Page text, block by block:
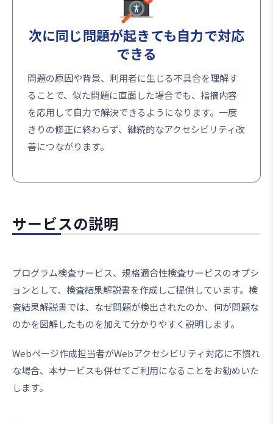
次に同じ問題が起きても自力で対応
できる
問題の原因や背景、利用者に生じる不具合を理解す
ることで、似た問題に直面した場合でも、指摘内容
を応用して自力で解決できるようになります。一度
きりの修正に終わらず、継続的なアクセシビリティ改
善につながります。
サービスの説明
プログラム検査サービス、規格適合性検査サービスのオプシ
ョンとして、検査結果解説書を作成しご提供しています。検
査結果解説書では、なぜ問題が検出されたのか、何が問題な
のかを図解したものを加えて分かりやすく説明します。
Webページ作成担当者がWebアクセシビリティ対応に不慣れ
な場合、本サービスも併せてご利用になることをお勧めいた
します。